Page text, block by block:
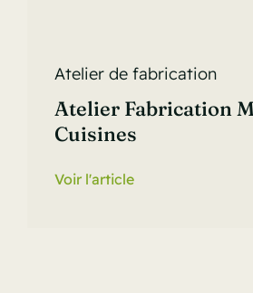
Atelier de fabrication
Atelier Fabrication
Cuisines
Voir l'article